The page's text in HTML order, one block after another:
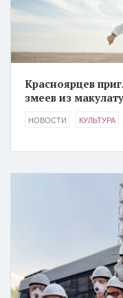
Красноярцев
змеев из
НОВОСТИ КУЛЬТУРА